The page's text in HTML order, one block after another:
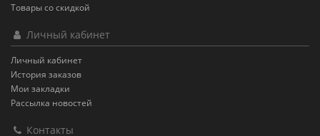
Товары со скидкой
Личный кабинет
Личный кабинет
История заказов
Мои закладки
Рассылка новостей
Контакты